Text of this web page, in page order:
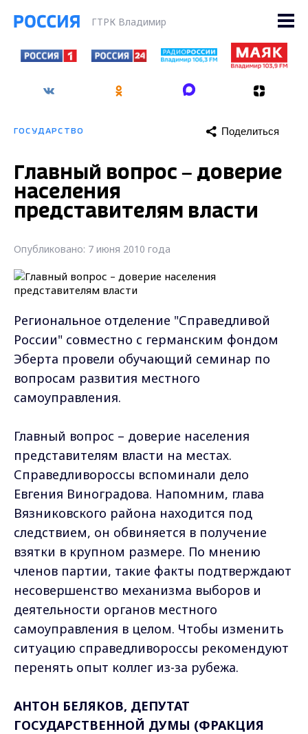
ГТРК Владимир
ГОСУДАРСТВО Поделиться
Главный вопрос – доверие
населения
представителям власти
Опубликовано: 7 июня 2010 года
Региональное отделение "Справедливой
России" совместно с германским фондом
Эберта провели обучающий семинар по
вопросам развития местного
самоуправления.
Главный вопрос – доверие населения
представителям власти на местах.
Справедливороссы вспоминали дело
Евгения Виноградова. Напомним, глава
Вязниковского района находится под
следствием, он обвиняется в получение
взятки в крупном размере. По мнению
членов партии, такие факты подтверждают
несовершенство механизма выборов и
деятельности органов местного
самоуправления в целом. Чтобы изменить
ситуацию справедливороссы рекомендуют
перенять опыт коллег из-за рубежа.
АНТОН БЕЛЯКОВ, ДЕПУТАТ
ГОСУДАРСТВЕННОЙ ДУМЫ (ФРАКЦИЯ